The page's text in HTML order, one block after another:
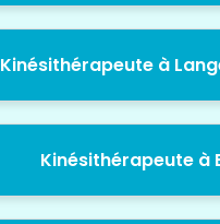
Kinésithérapeute à
Kinésithérapeute à